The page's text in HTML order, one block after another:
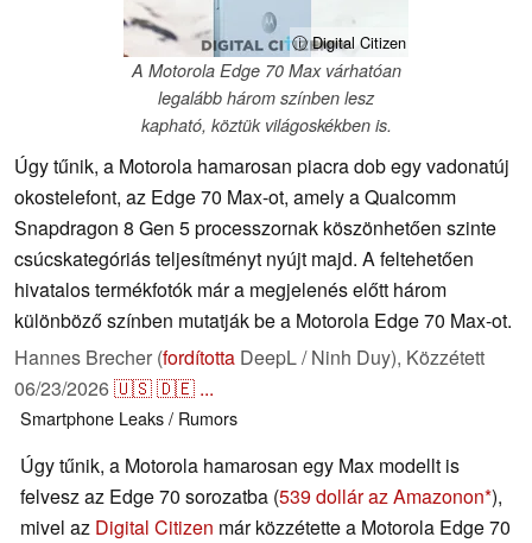
ⓘ Digital Citizen
A Motorola Edge 70 Max várhatóan
legalább három színben lesz
kapható, köztük világoskékben is.
Úgy tűnik, a Motorola hamarosan piacra dob egy vadonatúj
okostelefont, az Edge 70 Max-ot, amely a Qualcomm
Snapdragon 8 Gen 5 processzornak köszönhetően szinte
csúcskategóriás teljesítményt nyújt majd. A feltehetően
hivatalos termékfotók már a megjelenés előtt három
különböző színben mutatják be a Motorola Edge 70 Max-ot.
Hannes Brecher (fordította DeepL / Ninh Duy), Közzétett
06/23/2026🇺🇸🇩🇪 ...
Smartphone Leaks / Rumors
Úgy tűnik, a Motorola hamarosan egy Max modellt is
felvesz az Edge 70 sorozatba (539 dollár az Amazonon ),
mivel az Digital Citizen már közzétette a Motorola Edge 70